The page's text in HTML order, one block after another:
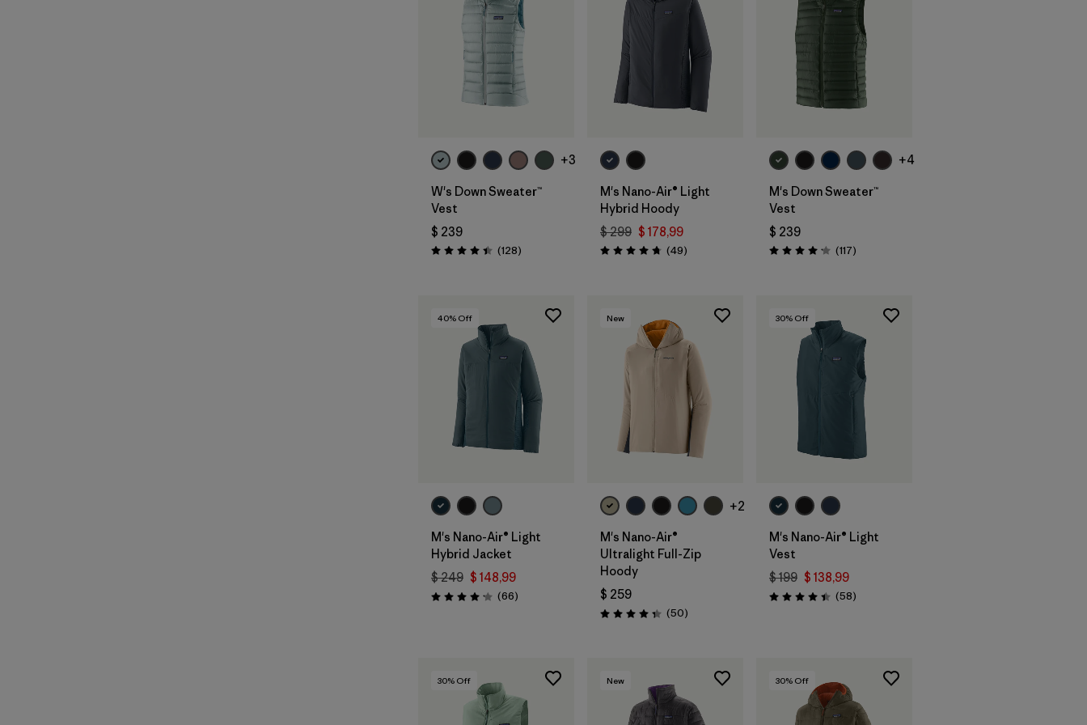
+3
W's Down Sweater™
Vest
$ 239
Valoración: 4.4 / 5
(128Comentarios
)
M's Nano-Air® Light
Hybrid Hoody
$ 299 $ 178,99
Valoración: 4.8 / 5
(49Comentarios
)
+4
M's Down Sweater™
Vest
$ 239
Valoración: 4.2 / 5
(117Comentarios
)
40% Off
M's Nano-Air® Light
Hybrid Jacket
$ 249 $ 148,99
Valoración: 4.2 / 5
(66Comentarios
)
New
+2
M's Nano-Air®
Ultralight Full-Zip
Hoody
$ 259
Valoración: 4.3 / 5
(50Comentarios
)
30% Off
M's Nano-Air® Light
Vest
$ 199 $ 138,99
Valoración: 4.4 / 5
(58Comentarios
)
30% Off New 30% Off